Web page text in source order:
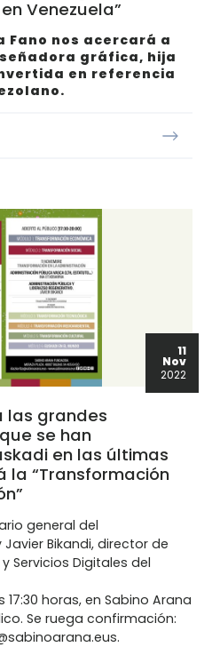
Venezuela”
Fano nos acercará a
gráfica, hija
en referencia
11
Nov
2022
las grandes
se han
en las últimas
“Transformación
general del
Bikandi, director de
Servicios Digitales del
horas, en Sabino Arana
Se ruega confirmación: